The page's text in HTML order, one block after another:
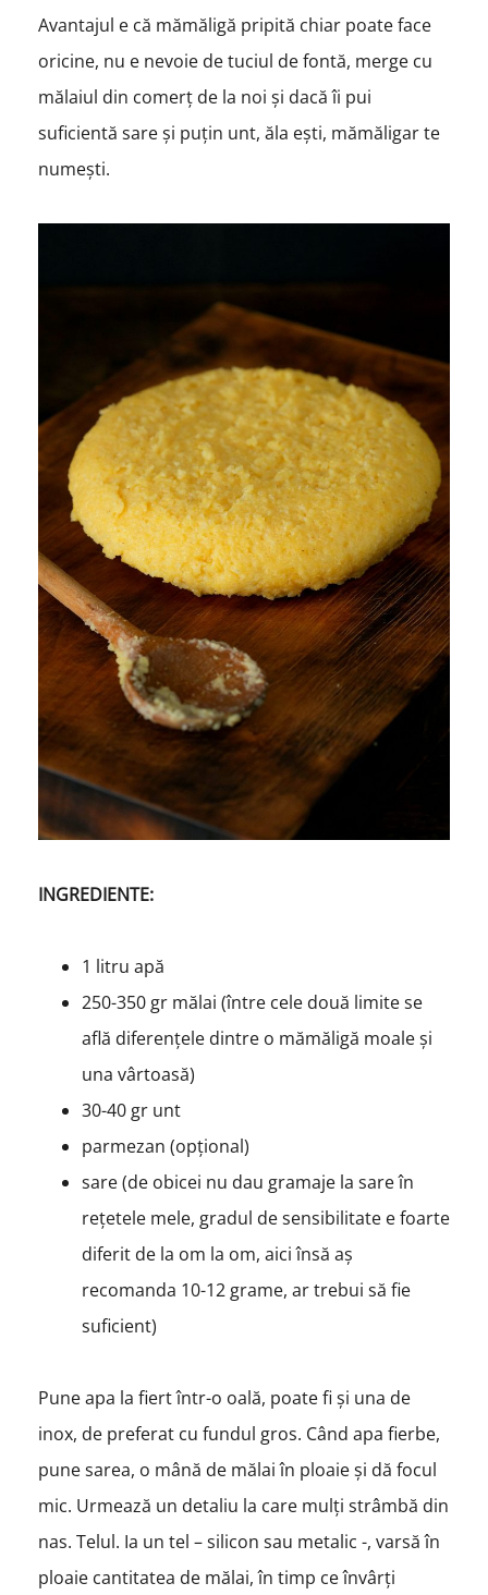
Avantajul e că mămăligă pripită chiar poate face
oricine, nu e nevoie de tuciul de fontă, merge cu
mălaiul din comerț de la noi și dacă îi pui
suficientă sare și puțin unt, ăla ești, mămăligar te
numești.
INGREDIENTE:
1 litru apă
250-350 gr mălai (între cele două limite se
află diferențele dintre o mămăligă moale și
una vârtoasă)
30-40 gr unt
parmezan (opțional)
sare (de obicei nu dau gramaje la sare în
rețetele mele, gradul de sensibilitate e foarte
diferit de la om la om, aici însă aș
recomanda 10-12 grame, ar trebui să fie
suficient)
Pune apa la fiert într-o oală, poate fi și una de
inox, de preferat cu fundul gros. Când apa fierbe,
pune sarea, o mână de mălai în ploaie și dă focul
mic. Urmează un detaliu la care mulți strâmbă din
nas. Telul. Ia un tel – silicon sau metalic -, varsă în
ploaie cantitatea de mălai, în timp ce învârți